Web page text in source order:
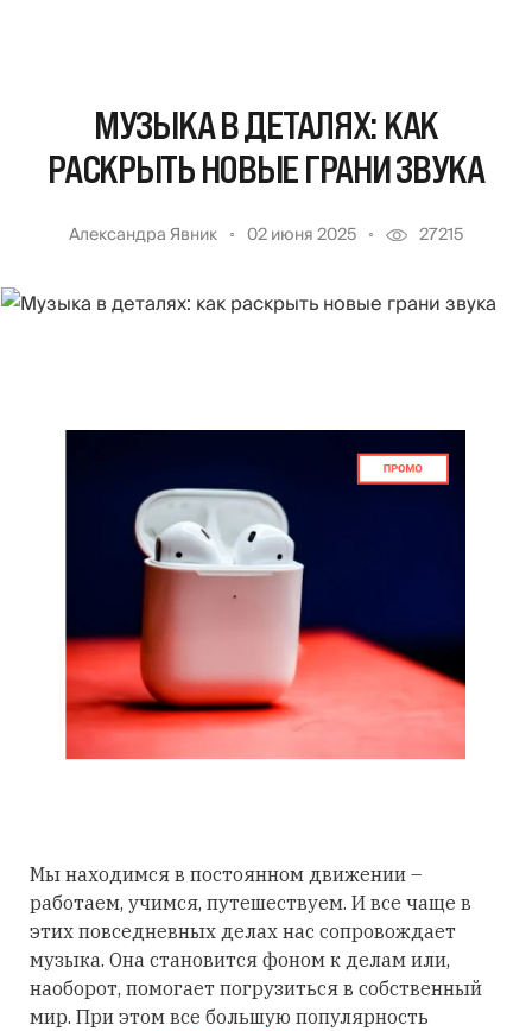
МУЗЫКА В ДЕТАЛЯХ: КАК
РАСКРЫТЬ НОВЫЕ ГРАНИ ЗВУКА
Александра Явник 02 июня 2025 27215
Мы находимся в постоянном движении –
работаем, учимся, путешествуем. И все чаще в
этих повседневных делах нас сопровождает
музыка. Она становится фоном к делам или,
наоборот, помогает погрузиться в собственный
мир. При этом все большую популярность